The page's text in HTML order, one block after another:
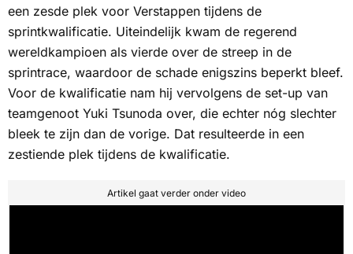
een zesde plek voor Verstappen tijdens de
sprintkwalificatie. Uiteindelijk kwam de regerend
wereldkampioen als vierde over de streep in de
sprintrace, waardoor de schade enigszins beperkt bleef.
Voor de kwalificatie nam hij vervolgens de set-up van
teamgenoot Yuki Tsunoda over, die echter nóg slechter
bleek te zijn dan de vorige. Dat resulteerde in een
zestiende plek tijdens de kwalificatie.
Artikel gaat verder onder video